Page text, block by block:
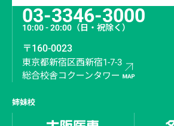
03-3346-3000
10:00 - 20:00 （日・祝除く）
〒160-0023
東京都新宿区西新宿1-7-3
総合校舎コクーンタワー
姉妹校